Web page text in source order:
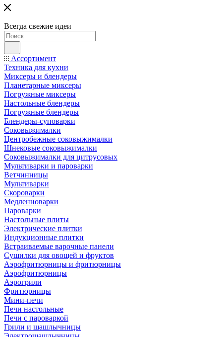
Всегда свежие идеи
Ассортимент
Техника для кухни
Миксеры и блендеры
Планетарные миксеры
Погружные миксеры
Настольные блендеры
Погружные блендеры
Блендеры-суповарки
Соковыжималки
Центробежные соковыжималки
Шнековые соковыжималки
Соковыжималки для цитрусовых
Мультиварки и пароварки
Ветчинницы
Мультиварки
Скороварки
Медленноварки
Пароварки
Настольные плиты
Электрические плитки
Индукционные плитки
Встраиваемые варочные панели
Сушилки для овощей и фруктов
Аэрофритюрницы и фритюрницы
Аэрофритюрницы
Аэрогрили
Фритюрницы
Мини-печи
Печи настольные
Печи с пароваркой
Грили и шашлычницы